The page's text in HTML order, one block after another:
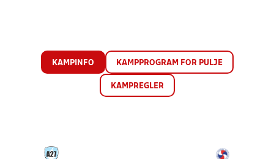
KAMPINFO KAMPPROGRAM FOR PULJE
KAMPREGLER